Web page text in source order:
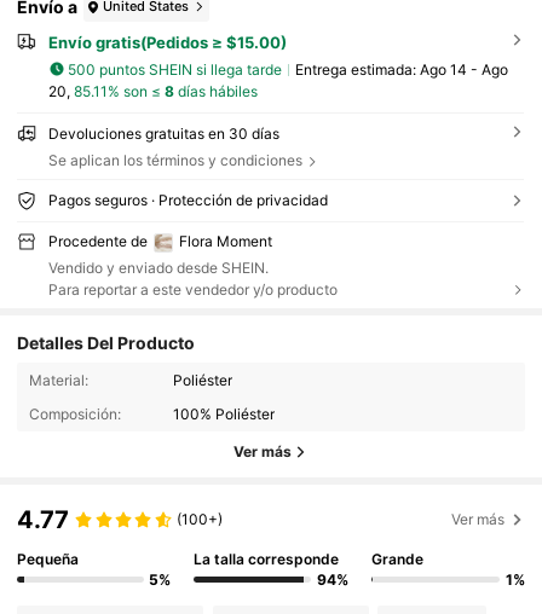
Envío a United States
Envío gratis(Pedidos ≥ $15.00)
500 puntos SHEIN si llega tarde Entrega estimada: Ago 14 - Ago
20, 85.11% son ≤ 8días hábiles
Devoluciones gratuitas en 30 días
Se aplican los términos y condiciones
Pagos seguros · Protección de privacidad
Procedente de
Flora Moment
Vendido y enviado desde SHEIN.
Para reportar a este vendedor y/o producto
Detalles Del Producto
Material:
Poliéster
Composición:
100% Poliéster
Ver más
4.77 (100+) Ver más
Pequeña
5%
La talla corresponde
94%
Grande
1%